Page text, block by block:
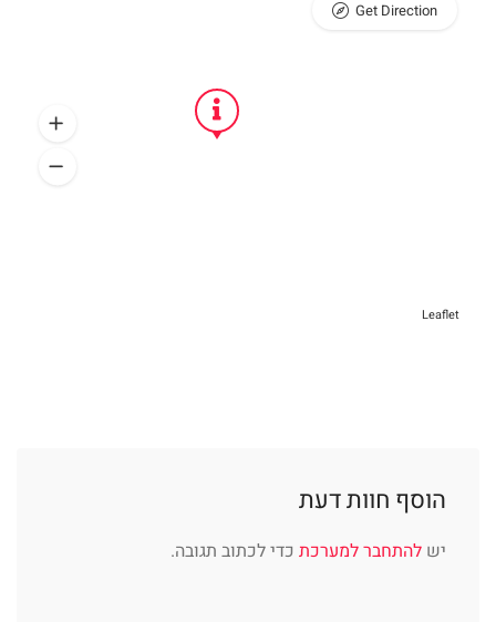
Leaflet
Get Direction
הוסף חוות דעת
יש להתחבר למערכת כדי לכתוב תגובה.